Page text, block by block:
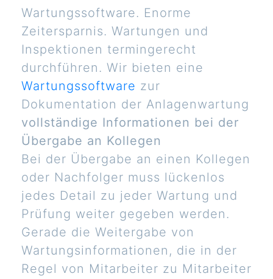
Wartungssoftware. Enorme
Zeitersparnis. Wartungen und
Inspektionen termingerecht
durchführen. Wir bieten eine
Wartungssoftware zur
Dokumentation der Anlagenwartung
vollständige Informationen bei der
Übergabe an Kollegen
Bei der Übergabe an einen Kollegen
oder Nachfolger muss lückenlos
jedes Detail zu jeder Wartung und
Prüfung weiter gegeben werden.
Gerade die Weitergabe von
Wartungsinformationen, die in der
Regel von Mitarbeiter zu Mitarbeiter